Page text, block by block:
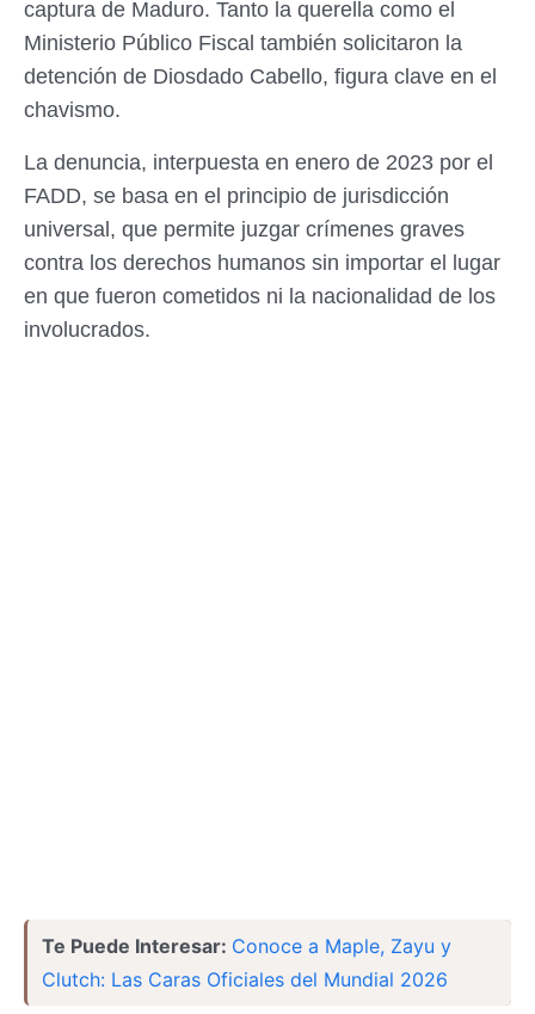
captura de Maduro. Tanto la querella como el
Ministerio Público Fiscal también solicitaron la
detención de Diosdado Cabello, figura clave en el
chavismo.
La denuncia, interpuesta en enero de 2023 por el
FADD, se basa en el principio de jurisdicción
universal, que permite juzgar crímenes graves
contra los derechos humanos sin importar el lugar
en que fueron cometidos ni la nacionalidad de los
involucrados.
Te Puede Interesar: Conoce a Maple, Zayu y
Clutch: Las Caras Oficiales del Mundial 2026